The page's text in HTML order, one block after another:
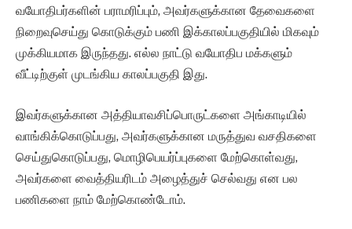
வயோதிபர்களின் பராமரிப்பும், அவர்களுக்கான தேவைகளை
நிறைவுசெய்து கொடுக்கும் பணி இக்காலப்பகுதியில் மிகவும்
முக்கியமாக இருந்தது. எல்ல நாட்டு வயோதிப மக்களும்
வீட்டிற்குள் முடங்கிய காலப்பகுதி இது.
இவர்களுக்கான அத்தியாவசிப்பொருட்களை அங்காடியில்
வாங்கிக்கொடுப்பது, அவர்களுக்கான மருத்துவ வசதிகளை
செய்துகொடுப்பது, மொழிபெயர்ப்புகளை மேற்கொள்வது,
அவர்களை வைத்தியரிடம் அழைத்துச் செல்வது என பல
பணிகளை நாம் மேற்கொண்டோம்.